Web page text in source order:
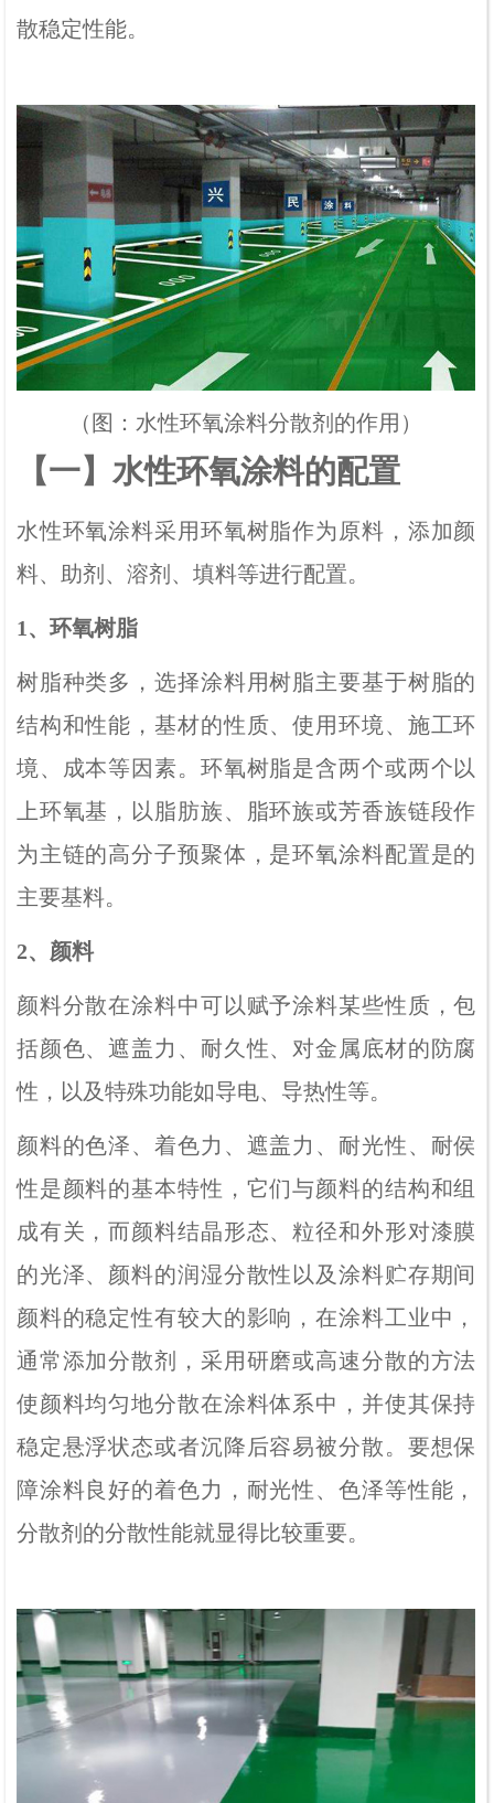
散稳定性能。
（图：水性环氧涂料分散剂的作用）
【一】水性环氧涂料的配置
水性环氧涂料采用环氧树脂作为原料，添加颜
料、助剂、溶剂、填料等进行配置。
1、环氧树脂
树脂种类多，选择涂料用树脂主要基于树脂的
结构和性能，基材的性质、使用环境、施工环
境、成本等因素。环氧树脂是含两个或两个以
上环氧基，以脂肪族、脂环族或芳香族链段作
为主链的高分子预聚体，是环氧涂料配置是的
主要基料。
2、颜料
颜料分散在涂料中可以赋予涂料某些性质，包
括颜色、遮盖力、耐久性、对金属底材的防腐
性，以及特殊功能如导电、导热性等。
颜料的色泽、着色力、遮盖力、耐光性、耐侯
性是颜料的基本特性，它们与颜料的结构和组
成有关，而颜料结晶形态、粒径和外形对漆膜
的光泽、颜料的润湿分散性以及涂料贮存期间
颜料的稳定性有较大的影响，在涂料工业中，
通常添加分散剂，采用研磨或高速分散的方法
使颜料均匀地分散在涂料体系中，并使其保持
稳定悬浮状态或者沉降后容易被分散。要想保
障涂料良好的着色力，耐光性、色泽等性能，
分散剂的分散性能就显得比较重要。